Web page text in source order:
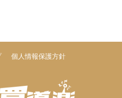
個人情報保護方針